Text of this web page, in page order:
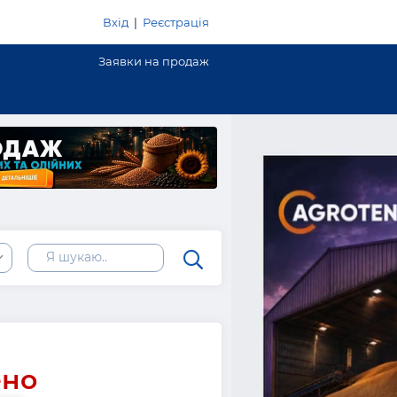
Вхід | Реєстрація
Заявки на продаж